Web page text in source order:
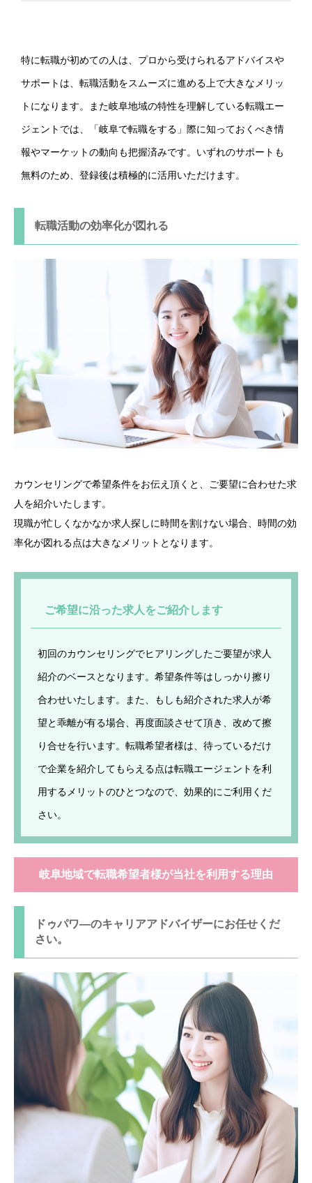
特に転職が初めての人は、プロから受けられるアドバイスや
サポートは、転職活動をスムーズに進める上で大きなメリッ
トになります。また岐阜地域の特性を理解している転職エー
ジェントでは、「岐阜で転職をする」際に知っておくべき情
報やマーケットの動向も把握済みです。いずれのサポートも
無料のため、登録後は積極的に活用いただけます。
転職活動の効率化が図れる
カウンセリングで希望条件をお伝え頂くと、ご要望に合わせた求
人を紹介いたします。
現職が忙しくなかなか求人探しに時間を割けない場合、時間の効
率化が図れる点は大きなメリットとなります。
ご希望に沿った求人をご紹介します
初回のカウンセリングでヒアリングしたご要望が求人
紹介のベースとなります。希望条件等はしっかり擦り
合わせいたします。また、もしも紹介された求人が希
望と乖離が有る場合、再度面談させて頂き、改めて擦
り合せを行います。転職希望者様は、待っているだけ
で企業を紹介してもらえる点は転職エージェントを利
用するメリットのひとつなので、効果的にご利用くだ
さい。
岐阜地域で転職希望者様が当社を利用する理由
ドゥパワ―のキャリアアドバイザーにお任せくだ
さい。